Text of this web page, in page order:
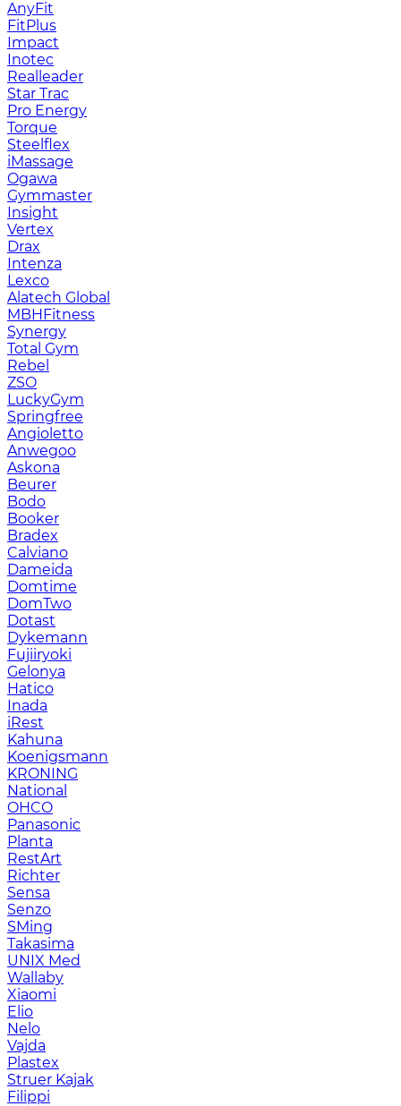
AnyFit
FitPlus
Impact
Inotec
Realleader
Star Trac
Pro Energy
Torque
Steelflex
iMassage
Ogawa
Gymmaster
Insight
Vertex
Drax
Intenza
Lexco
Alatech Global
MBHFitness
Synergy
Total Gym
Rebel
ZSO
LuckyGym
Springfree
Angioletto
Anwegoo
Askona
Beurer
Bodo
Booker
Bradex
Calviano
Dameida
Domtime
DomTwo
Dotast
Dykemann
Fujiiryoki
Gelonya
Hatico
Inada
iRest
Kahuna
Koenigsmann
KRONING
National
OHCO
Panasonic
Planta
RestArt
Richter
Sensa
Senzo
SMing
Takasima
UNIX Med
Wallaby
Xiaomi
Elio
Nelo
Vajda
Plastex
Struer Kajak
Filippi